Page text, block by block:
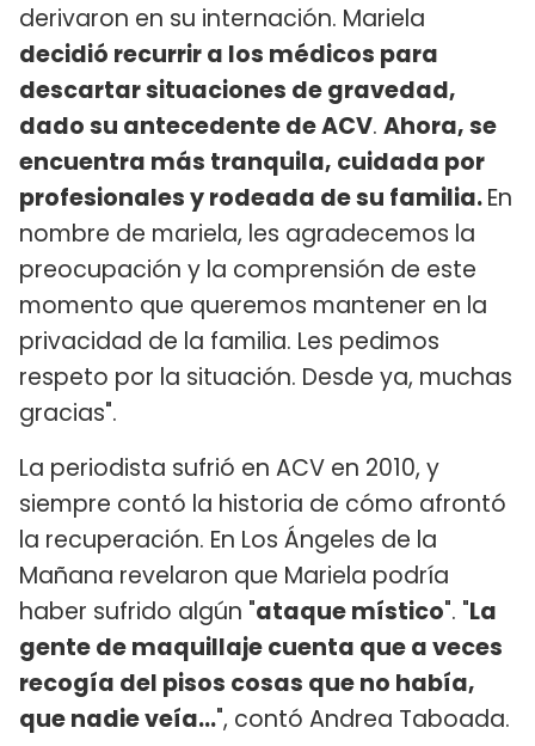
derivaron en su internación. Mariela
decidió recurrir a los médicos para
descartar situaciones de gravedad,
dado su antecedente de ACV. Ahora, se
encuentra más tranquila, cuidada por
profesionales y rodeada de su familia.En
nombre de mariela, les agradecemos la
preocupación y la comprensión de este
momento que queremos mantener en la
privacidad de la familia. Les pedimos
respeto por la situación. Desde ya, muchas
gracias".
La periodista sufrió en ACV en 2010, y
siempre contó la historia de cómo afrontó
la recuperación. En Los Ángeles de la
Mañana revelaron que Mariela podría
haber sufrido algún "ataque místico". "La
gente de maquillaje cuenta que a veces
recogía del pisos cosas que no había,
que nadie veía...", contó Andrea Taboada.